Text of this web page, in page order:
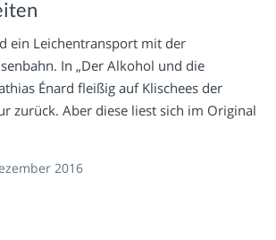
ein Leichentransport mit der
In „Der Alkohol und die
Énard fleißig auf Klischees der
zurück. Aber diese liest sich im Original
2016